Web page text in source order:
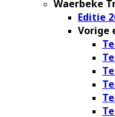
Waerbeke
Editie
Vorige